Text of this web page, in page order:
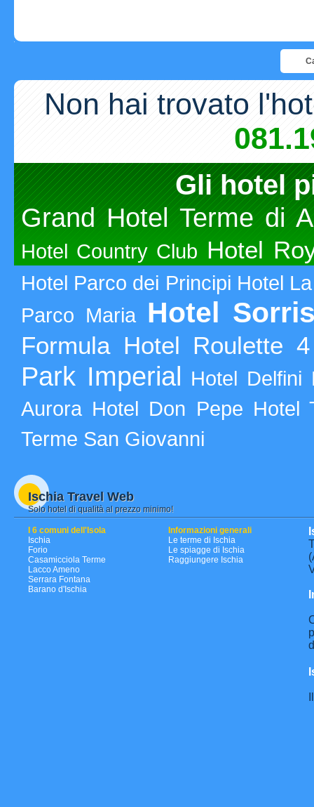
Non hai trovato
Gli hotel
Grand Hotel Terme di
Hotel Country Club Hotel
Hotel Parco dei Principi Hotel
Parco Maria Hotel
Formula Hotel Roulette
Park Imperial Hotel Delfini
Aurora Hotel Don Pepe Hotel
Terme San Giovanni
Ischia Travel Web
Solo hotel di qualità al prezzo minimo!
I 6 comuni dell'Isola
Ischia
Forio
Casamicciola Terme
Lacco Ameno
Serrara Fontana
Barano d'Ischia
Informazioni generali
Le terme di Ischia
Le spiagge di Ischia
Raggiungere Ischia